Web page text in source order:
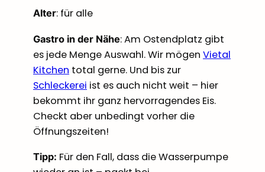
Alter: für alle
Gastro in der Nähe: Am Ostendplatz gibt
es jede Menge Auswahl. Wir mögen Vietal
Kitchen total gerne. Und bis zur
Schleckerei ist es auch nicht weit – hier
bekommt ihr ganz hervorragendes Eis.
Checkt aber unbedingt vorher die
Öffnungszeiten!
Tipp: Für den Fall, dass die Wasserpumpe